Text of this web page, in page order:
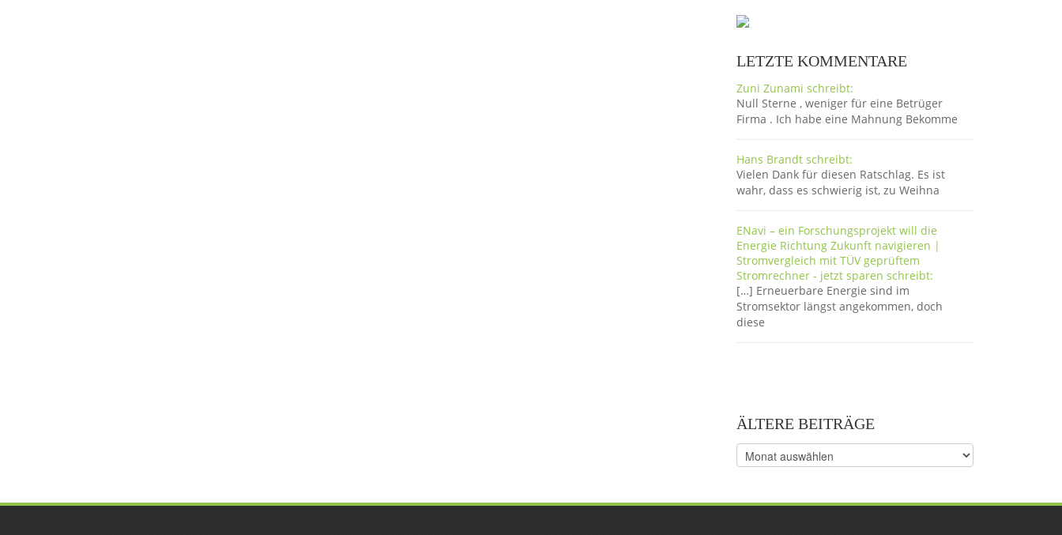
LETZTE KOMMENTARE
Zuni Zunami schreibt:
Null Sterne , weniger für eine Betrüger
Firma . Ich habe eine Mahnung Bekomme
Hans Brandt schreibt:
Vielen Dank für diesen Ratschlag. Es ist
wahr, dass es schwierig ist, zu Weihna
ENavi – ein Forschungsprojekt will die
Energie Richtung Zukunft navigieren |
Stromvergleich mit TÜV geprüftem
Stromrechner - jetzt sparen schreibt:
[…] Erneuerbare Energie sind im
Stromsektor längst angekommen, doch
diese
ÄLTERE BEITRÄGE
Ältere
Beiträge